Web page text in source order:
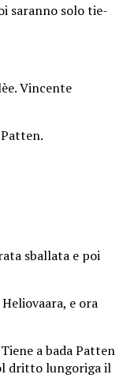
saranno solo tie-
Vincente
sballata e poi
Heliovaara, e ora
a bada Patten
dritto lungoriga il